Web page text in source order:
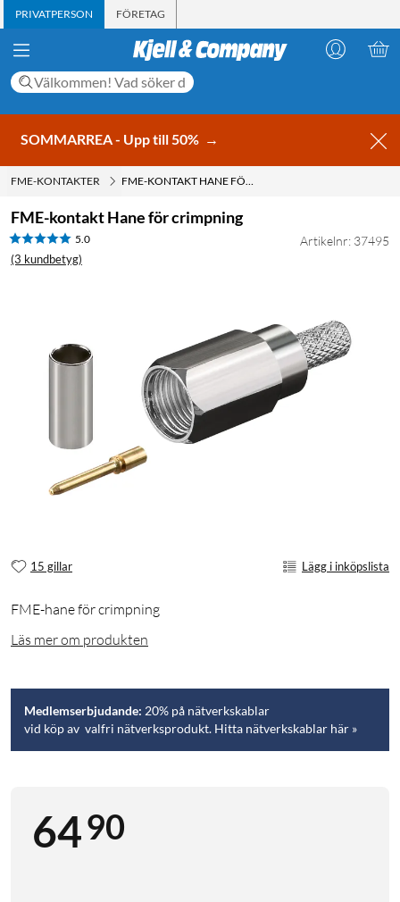
PRIVATPERSON FÖRETAG
SOMMARREA - Upp till 50% →
FME-KONTAKTER FME-KONTAKT HANE FÖR CRIMPNING
FME-kontakt Hane för crimpning
5.0
(3 kundbetyg)
Artikelnr: 37495
15 gillar Lägg i inköpslista
FME-hane för crimpning
Läs mer om produkten
Medlemserbjudande: 20% på nätverkskablar
vid köp av valfri nätverksprodukt. Hitta nätverkskablar här »
6490